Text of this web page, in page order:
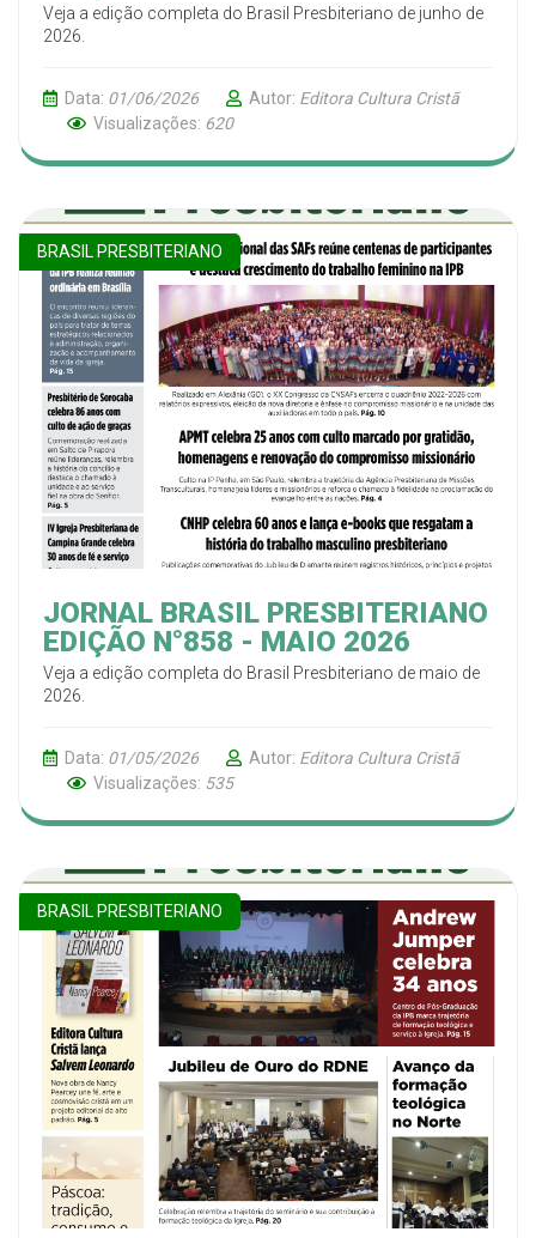
Veja a edição completa do Brasil Presbiteriano de junho de
2026.
Data: 01/06/2026 Autor: Editora Cultura Cristã
Visualizações: 620
BRASIL PRESBITERIANO
JORNAL BRASIL PRESBITERIANO
EDIÇÃO N°858 - MAIO 2026
Veja a edição completa do Brasil Presbiteriano de maio de
2026.
Data: 01/05/2026 Autor: Editora Cultura Cristã
Visualizações: 535
BRASIL PRESBITERIANO